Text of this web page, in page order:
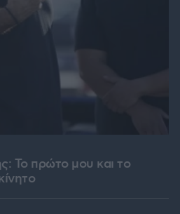
Το πρώτο μου και το